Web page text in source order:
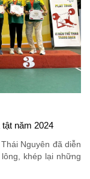
năm 2024
Nguyên đã diễn
khép lại những